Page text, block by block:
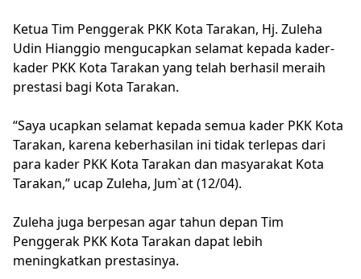
Ketua Tim Penggerak PKK Kota Tarakan, Hj. Zuleha
Udin Hianggio mengucapkan selamat kepada kader-
kader PKK Kota Tarakan yang telah berhasil meraih
prestasi bagi Kota Tarakan.
“Saya ucapkan selamat kepada semua kader PKK Kota
Tarakan, karena keberhasilan ini tidak terlepas dari
para kader PKK Kota Tarakan dan masyarakat Kota
Tarakan,” ucap Zuleha, Jum`at (12/04).
Zuleha juga berpesan agar tahun depan Tim
Penggerak PKK Kota Tarakan dapat lebih
meningkatkan prestasinya.